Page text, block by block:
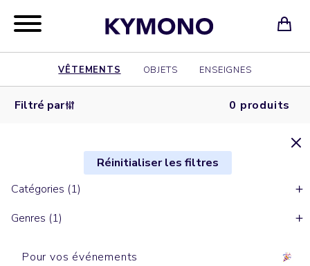
VÊTEMENTS OBJETS ENSEIGNES
Filtré par 0 produits
Réinitialiser les filtres
Catégories (1)
Genres (1)
Pour vos événements